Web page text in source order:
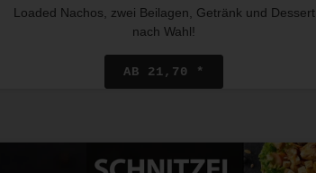
Loaded Nachos, zwei Beilagen, Getränk und Dessert
nach Wahl!
AB 21,70 *